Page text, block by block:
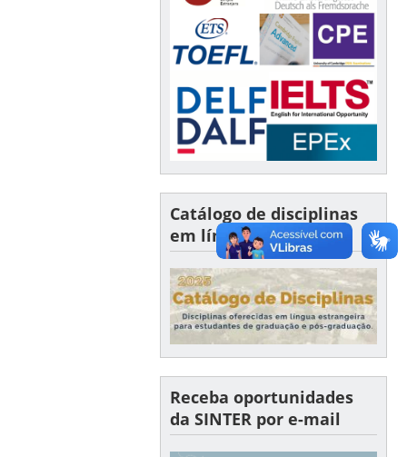
Catálogo de disciplinas
em língua estrangeira
Receba oportunidades
da SINTER por e-mail